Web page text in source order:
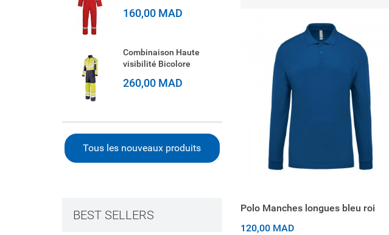
160,00 MAD
Combinaison Haute
visibilité Bicolore
260,00 MAD
Tous les nouveaux produits
BEST SELLERS
Polo Manches longues bleu roi
120,00 MAD